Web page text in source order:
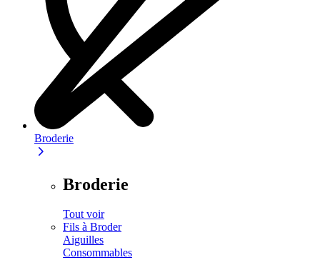
Broderie
Broderie
Tout voir
Fils à Broder
Aiguilles
Consommables